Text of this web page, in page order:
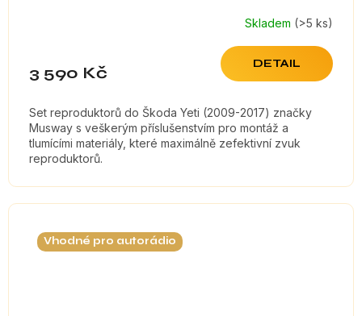
Skladem (>5 ks)
3 590 Kč DETAIL
Set reproduktorů do Škoda Yeti (2009-2017) značky
Musway s veškerým příslušenstvím pro montáž a
tlumícími materiály, které maximálně zefektivní zvuk
reproduktorů.
Vhodné pro autorádio